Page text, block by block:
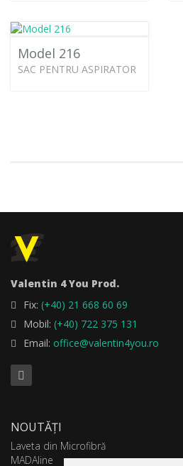
Model 216
SAC PENTRU ASPIRATOR
Valentin 4 You Prod.
Fix: (+40) 21 668 60 69
Mobil: (+40) 722 375 131
Email: office@valentin4you.ro
NOUTĂȚI
Laveta din Microfibră
MADAline